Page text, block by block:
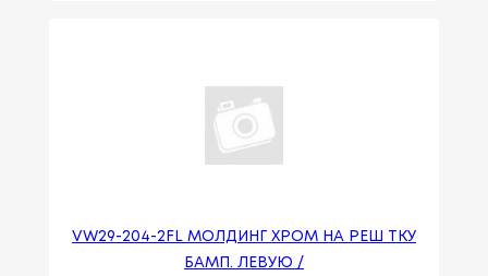
VW29-204-2FL МОЛДИНГ ХРОМ НА РЕШ ТКУ
БАМП. ЛЕВУЮ /